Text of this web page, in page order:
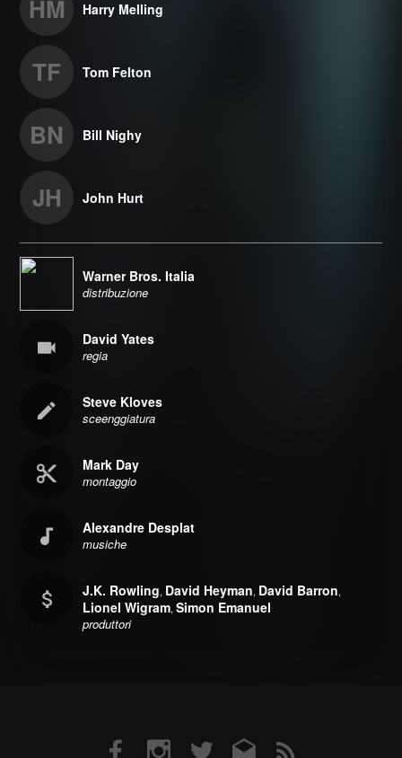
HM Harry Melling
TF Tom Felton
BN Bill Nighy
JH John Hurt
Warner Bros. Italia
distribuzione
David Yates
regia
Steve Kloves
sceenggiatura
Mark Day
montaggio
Alexandre Desplat
musiche
J.K. Rowling, David Heyman, David Barron,
Lionel Wigram,Simon Emanuel
produttori